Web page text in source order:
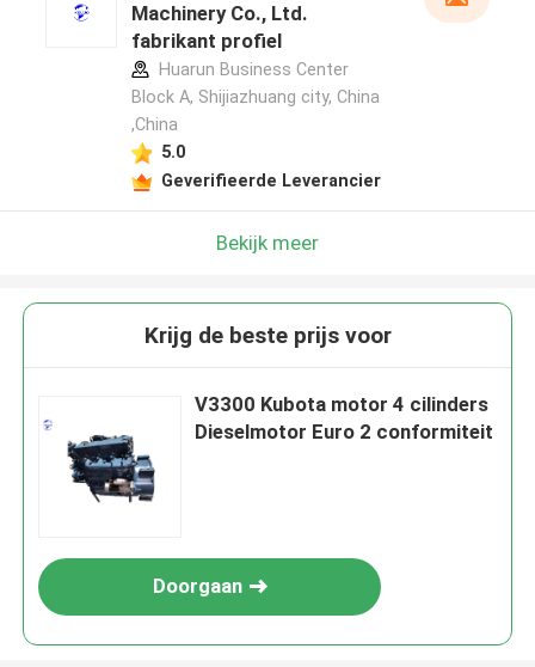
Machinery Co., Ltd.
fabrikant profiel
Huarun Business Center
Block A, Shijiazhuang city, China
,China
5.0
Geverifieerde Leverancier
Bekijk meer
Krijg de beste prijs voor
V3300 Kubota motor 4 cilinders
Dieselmotor Euro 2 conformiteit
Doorgaan